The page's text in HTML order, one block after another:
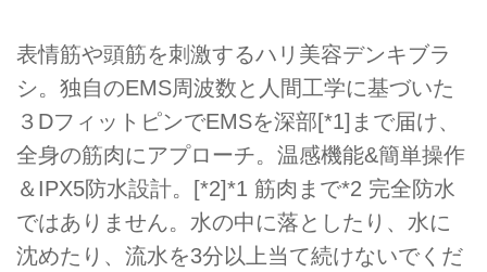
表情筋や頭筋を刺激するハリ美容デンキブラ
シ。独自のEMS周波数と人間工学に基づいた
３DフィットピンでEMSを深部[*1]まで届け、
全身の筋肉にアプローチ。温感機能&簡単操作
＆IPX5防水設計。[*2]*1 筋肉まで*2 完全防水
ではありません。水の中に落としたり、水に
沈めたり、流水を3分以上当て続けないでくだ